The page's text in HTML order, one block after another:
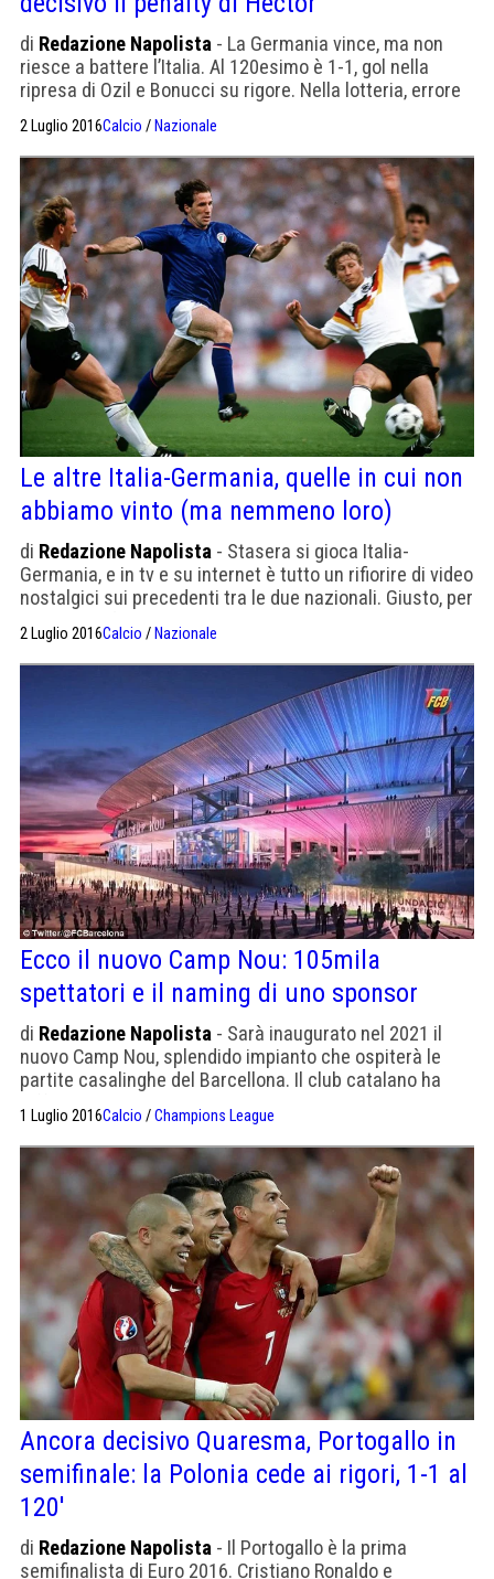
di Redazione Napolista - La Germania vince, ma non
riesce a battere l’Italia. Al 120esimo è 1-1, gol nella
ripresa di Ozil e Bonucci su rigore. Nella lotteria, errore
tempo equilibrato, Germania col pallino del gioco e del
possesso e Italia più raccolta, pronta a ripartire. Nella
squadra di Conte, […]
2 Luglio 2016Calcio / Nazionale
Le altre Italia-Germania, quelle in cui non
abbiamo vinto (ma nemmeno loro)
di Redazione Napolista - Stasera si gioca Italia-
Germania, e in tv e su internet è tutto un rifiorire di video
nostalgici sui precedenti tra le due nazionali. Giusto, per
europeo ha uno storico incredibile, e incredibilmente
favorevole all’Italia. Perché ok i famosi precedenti
vittoriosi, 4 su 4 tra semifinali e […]
2 Luglio 2016Calcio / Nazionale
Ecco il nuovo Camp Nou: 105mila
spettatori e il naming di uno sponsor
di Redazione Napolista - Sarà inaugurato nel 2021 il
nuovo Camp Nou, splendido impianto che ospiterà le
partite casalinghe del Barcellona. Il club catalano ha
caratteristiche della nuova struttura, i cui lavori
inizieranno il prossimo anno previo un investimento di
600 milioni di euro. Questi i cambiamenti più rilevanti
rispetto al […]
1 Luglio 2016Calcio /Champions League
Ancora decisivo Quaresma, Portogallo in
semifinale: la Polonia cede ai rigori, 1-1 al
120′
di Redazione Napolista - Il Portogallo è la prima
semifinalista di Euro 2016. Cristiano Ronaldo e